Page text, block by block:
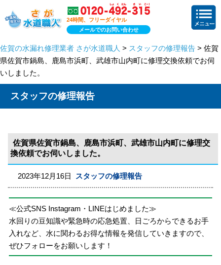
24時間、フリーダイヤル
メールでのお問い合わせ
佐賀の水漏れ修理業者 さが水道職人 > スタッフの修理報告 > 佐賀
県佐賀市鍋島、鹿島市浜町、武雄市山内町に修理交換依頼でお伺
いしました。
スタッフの修理報告
佐賀県佐賀市鍋島、鹿島市浜町、武雄市山内町に修理交
換依頼でお伺いしました。
2023年12月16日 スタッフの修理報告
≪公式SNS Instagram・LINEはじめました≫
水回りの豆知識や緊急時の応急処置、日ごろからできるお手
入れなど、水に関わるお得な情報を発信していきますので、
ぜひフォローをお願いします！